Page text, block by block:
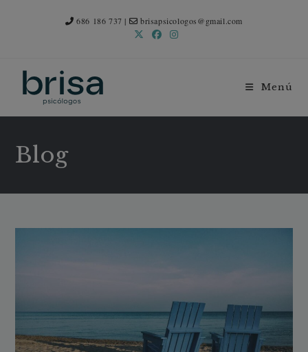
686 186 737 | brisapsicologos@gmail.com
Menú
Blog